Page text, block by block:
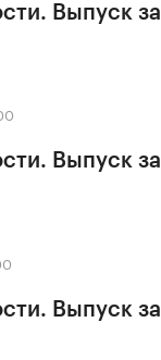
Выпуск
Выпуск
Выпуск